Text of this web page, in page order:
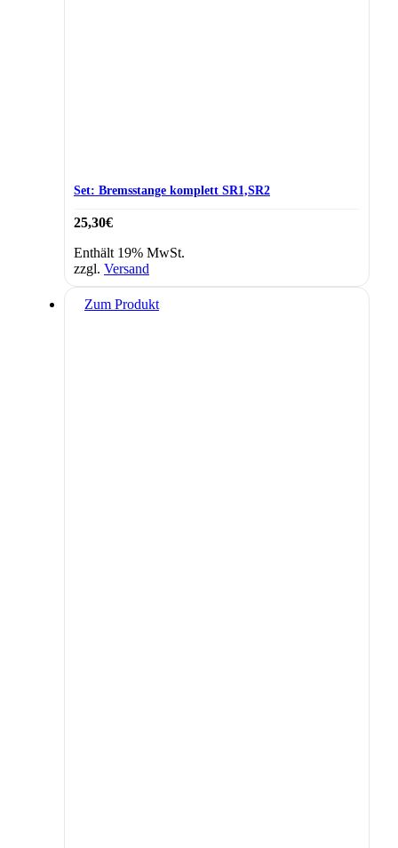
Set: Bremsstange komplett SR1,SR2
25,30€
Enthält 19% MwSt.
zzgl. Versand
Zum Produkt